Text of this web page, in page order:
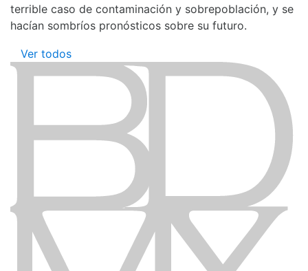
terrible caso de contaminación y sobrepoblación, y se
hacían sombríos pronósticos sobre su futuro.
Ver todos